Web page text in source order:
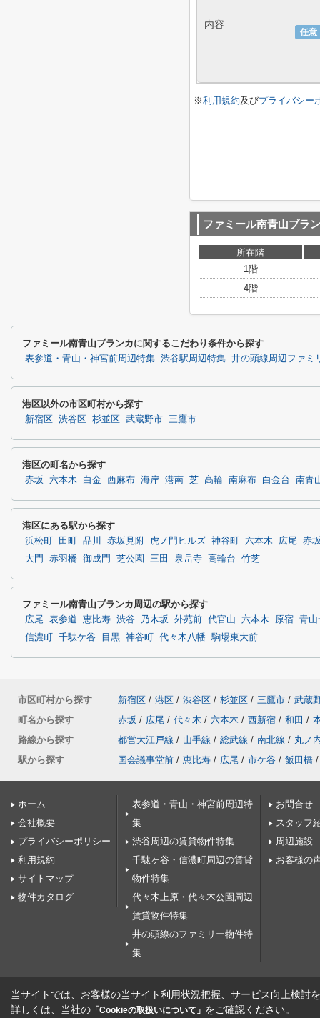
任意
内容
※利用規約及びプライバシー
ファミール南青山ブラ
所在階
1階
4階
ファミール南青山ブランカに関するこだわり条件から探す
表参道・青山・神宮前周辺特集 渋谷駅周辺特集 井の頭線周辺ファミ
港区以外の市区町村から探す
新宿区 渋谷区 杉並区 武蔵野市 三鷹市
港区の町名から探す
赤坂 六本木 白金 西麻布 海岸 港南 芝 高輪 南麻布 白金台 南青
港区にある駅から探す
浜松町 田町 品川 赤坂見附 虎ノ門ヒルズ 神谷町 六本木 広尾 赤
大門
赤羽橋 御成門 芝公園 三田 泉岳寺 高輪台 竹芝
ファミール南青山ブランカ周辺の駅から探す
広尾 表参道 恵比寿 渋谷 乃木坂 外苑前 代官山 六本木 原宿 青山
信濃町
千駄ケ谷 目黒 神谷町 代々木八幡 駒場東大前
市区町村から探す 新宿区 / 港区 / 渋谷区 / 杉並区 / 三鷹市 / 武蔵
町名から探す
赤坂 / 広尾 / 代々木 / 六本木 / 西新宿 / 和田 /
路線から探す
都営大江戸線 / 山手線 / 総武線 / 南北線 / 丸ノ
駅から探す
国会議事堂前 / 恵比寿 / 広尾 / 市ケ谷 / 飯田橋 /
ホーム
会社概要
プライバシーポリシー
利用規約
サイトマップ
物件カタログ
表参道・青山・神宮前周辺特
集
渋谷周辺の賃貸物件特集
千駄ヶ谷・信濃町周辺の賃貸
物件特集
代々木上原・代々木公園周辺
賃貸物件特集
井の頭線のファミリー物件特
集
お問合せ
スタッフ
周辺施設
お客様の
当サイトでは、お客様の当サイト利用状況把握、サービス向上検討
詳しくは、当社の 「Cookieの取扱いについて」 をご確認ください。